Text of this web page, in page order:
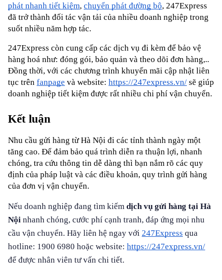
phát nhanh tiết kiệm, chuyển phát đường bộ, 247Express
đã trở thành đối tác vận tải của nhiều doanh nghiệp trong
suốt nhiều năm hợp tác.
247Express còn cung cấp các dịch vụ đi kèm để bảo vệ
hàng hoá như: đóng gói, bảo quản và theo dõi đơn hàng,..
Đồng thời, với các chương trình khuyến mãi cập nhật liên
tục trên fanpage và website: https://247express.vn/ sẽ giúp
doanh nghiệp tiết kiệm được rất nhiều chi phí vận chuyển.
Kết luận
Nhu cầu gửi hàng từ Hà Nội đi các tỉnh thành ngày một
tăng cao. Để đảm bảo quá trình diễn ra thuận lợi, nhanh
chóng, tra cứu thông tin dễ dàng thì bạn nắm rõ các quy
định của pháp luật và các điều khoản, quy trình gửi hàng
của đơn vị vận chuyển.
Nếu doanh nghiệp đang tìm kiếm dịch vụ gửi hàng tại Hà
Nội nhanh chóng, cước phí cạnh tranh, đáp ứng mọi nhu
cầu vận chuyển. Hãy liên hệ ngay với 247Express qua
hotline: 1900 6980 hoặc website: https://247express.vn/
để được nhân viên tư vấn chi tiết.